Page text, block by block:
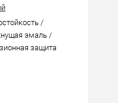
/
эмаль /
защита